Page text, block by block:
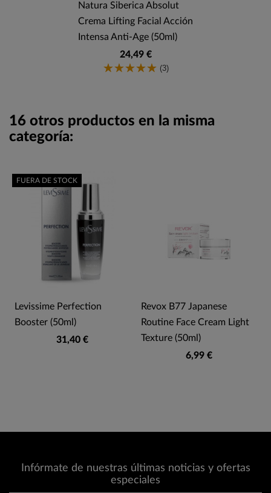
Natura Siberica Absolut
Crema Lifting Facial Acción
Intensa Anti-Age (50ml)
24,49 €
(3)
16 otros productos en la misma
categoría:
Levissime Perfection
Booster (50ml)
31,40 €
FUERA DE STOCK
Revox B77 Japanese
Routine Face Cream Light
Texture (50ml)
6,99 €
Infórmate de nuestras últimas noticias y ofertas
especiales